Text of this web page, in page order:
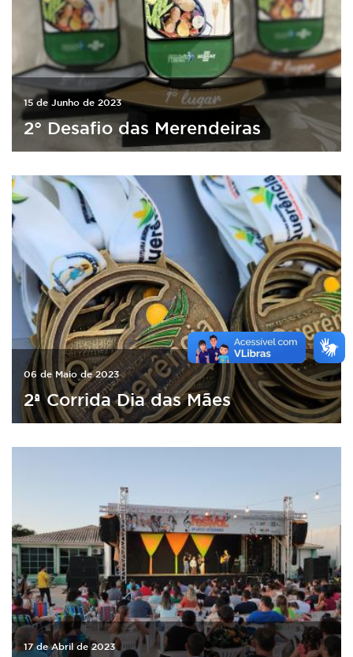
15 de Junho de 2023
2° Desafio das Merendeiras
06 de Maio de 2023
2ª Corrida Dia das Mães
17 de Abril de 2023